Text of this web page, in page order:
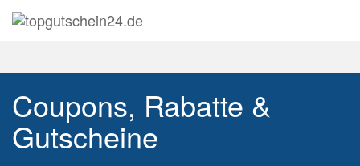
Coupons, Rabatte &
Gutscheine